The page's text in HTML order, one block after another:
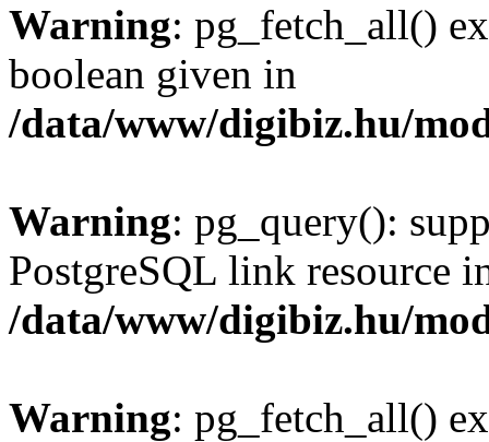
Warning: pg_fetch_all()
boolean given in
/data/www/digibiz.hu/
Warning: pg_query():
PostgreSQL link resource
/data/www/digibiz.hu/
Warning: pg_fetch_all()